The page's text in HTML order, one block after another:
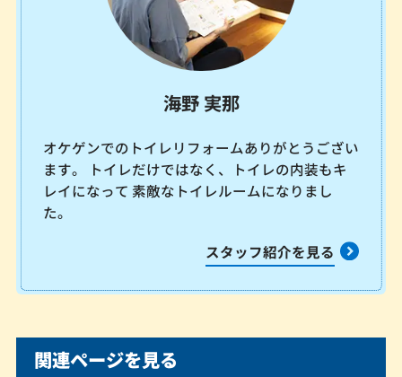
海野 実那
オケゲンでのトイレリフォームありがとうござい
ます。 トイレだけではなく、トイレの内装もキ
レイになって 素敵なトイレルームになりまし
た。
スタッフ紹介を見る
関連ページを見る